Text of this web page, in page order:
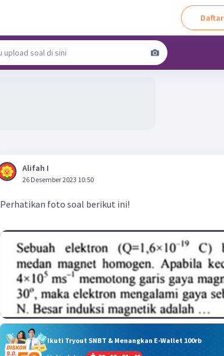
Daftar
Alifah I
26 Desember 2023 10:50
Perhatikan foto soal berikut ini!
Ikuti Tryout SNBT & Menangkan E-Wallet 100rb